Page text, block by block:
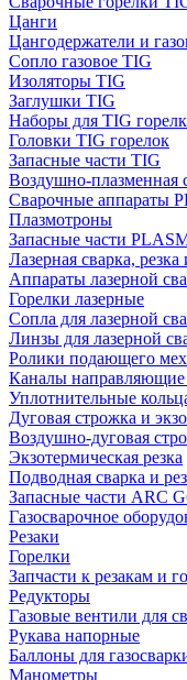
Цанги
Цангодержатели и
Сопло газовое TIG
Изоляторы TIG
Заглушки TIG
Наборы для TIG
Головки TIG горелок
Запасные части TIG
Воздушно-плазменная
Сварочные аппараты
Плазмотроны
Запасные части
Лазерная сварка, резка
Аппараты лазерной
Горелки лазерные
Сопла для лазерной
Линзы для лазерной
Ролики подающего
Каналы направляющие
Уплотнительные
Дуговая строжка и
Воздушно-дуговая
Экзотермическая резка
Подводная сварка и
Запасные части ARC
Газосварочное
Резаки
Горелки
Запчасти к резакам и
Редукторы
Газовые вентили для
Рукава напорные
Баллоны для
Манометры